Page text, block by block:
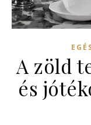
A zöld
és